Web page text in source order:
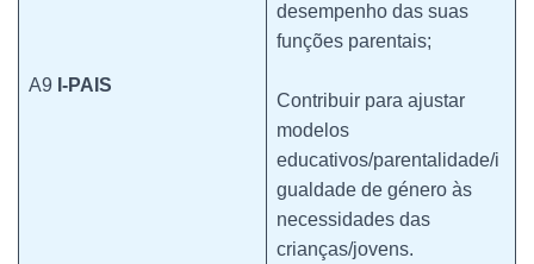
A9 I-PAIS
desempenho das suas
funções parentais;
Contribuir para ajustar
modelos
educativos/parentalidade/i
gualdade de género às
necessidades das
crianças/jovens.